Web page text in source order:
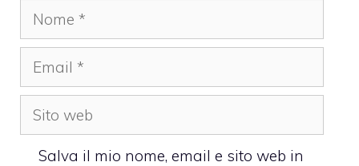
Nome
Email
Sito
web
Salva il mio nome, email e sito web in